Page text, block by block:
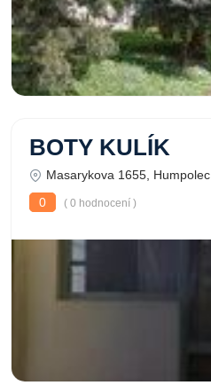
BOTY KULÍK
Masarykova 1655, Humpolec
0
( 0 hodnocení )